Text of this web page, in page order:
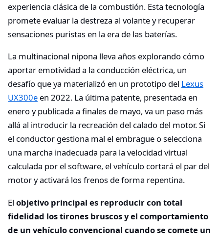
experiencia clásica de la combustión. Esta tecnología
promete evaluar la destreza al volante y recuperar
sensaciones puristas en la era de las baterías.
La multinacional nipona lleva años explorando cómo
aportar emotividad a la conducción eléctrica, un
desafío que ya materializó en un prototipo del Lexus
UX300e en 2022. La última patente, presentada en
enero y publicada a finales de mayo, va un paso más
allá al introducir la recreación del calado del motor. Si
el conductor gestiona mal el embrague o selecciona
una marcha inadecuada para la velocidad virtual
calculada por el software, el vehículo cortará el par del
motor y activará los frenos de forma repentina.
El objetivo principal es reproducir con total
fidelidad los tirones bruscos y el comportamiento
de un vehículo convencional cuando se comete un